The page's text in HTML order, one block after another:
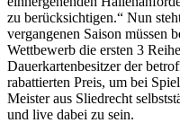
zu berücksichtigen.“ Nun
vergangenen Saison müssen
Wettbewerb die ersten 3
Dauerkartenbesitzer der
rabattierten Preis, um bei
Meister aus Sliedrecht
und live dabei zu sein.